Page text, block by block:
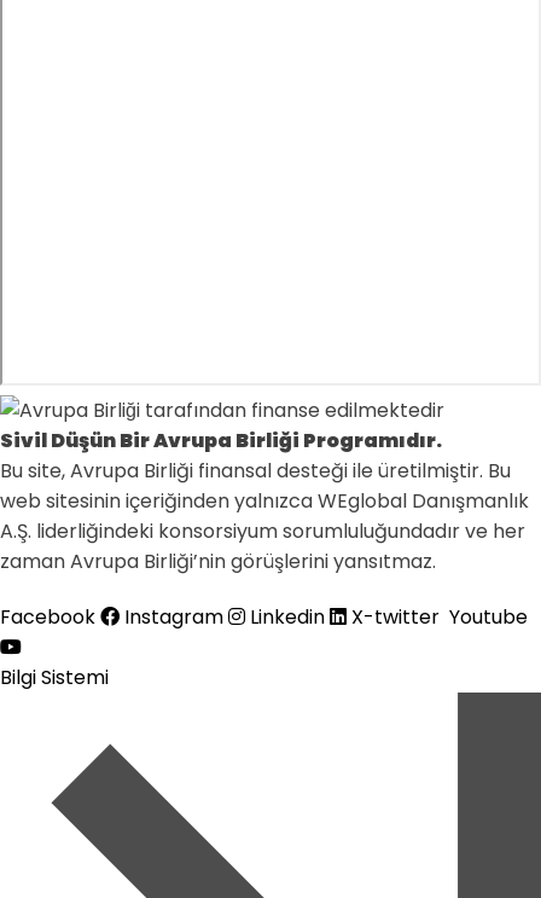
Sivil Düşün Bir Avrupa Birliği Programıdır.
Bu site, Avrupa Birliği finansal desteği ile üretilmiştir. Bu
web sitesinin içeriğinden yalnızca WEglobal Danışmanlık
A.Ş. liderliğindeki konsorsiyum sorumluluğundadır ve her
zaman Avrupa Birliği’nin görüşlerini yansıtmaz.
Facebook
Instagram Linkedin X-twitter Youtube
Bilgi Sistemi